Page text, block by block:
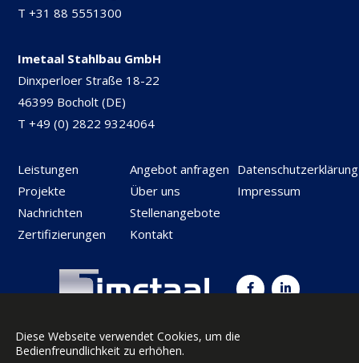
T+31 88 5551300
Imetaal Stahlbau GmbH
Dinxperloer Straße 18-22
46399 Bocholt (DE)
T+49 (0) 2822 9324064
Leistungen
Projekte
Nachrichten
Zertifizierungen
Angebot anfragen
Über uns
Stellenangebote
Kontakt
Datenschutzerklärung
Impressum
© 2026 Imetaal Staalbouw B.V.
Member of the Ten Brinke Group
Diese Webseite verwendet Cookies, um die
Bedienfreundlichkeit zu erhöhen.